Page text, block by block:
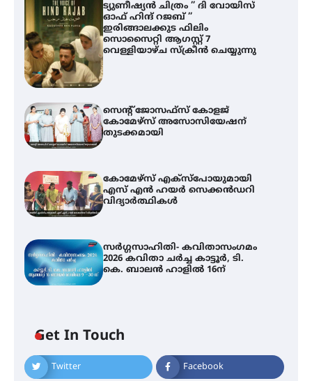
ട്യുണീഷ്യൻ ചിത്രം ” ദി വോയിസ്
ഓഫ് ഹിന്ദ് റജബ് ”
ഇരിങ്ങാലക്കുട ഫിലിം
സൊസൈറ്റി ആഗസ്റ്റ് 7
വെള്ളിയാഴ്ച സ്‌ക്രീൻ ചെയ്യുന്നു
സെന്റ് ജോസഫ്സ് കോളജ്
കോമേഴ്‌സ് അസോസിയേഷന്
തുടക്കമായി
കോമേഴ്സ് എക്സ്പോയുമായി
എസ് എൻ ഹയർ സെക്കൻഡറി
വിദ്യാർത്ഥികൾ
സർഗ്ഗസാഹിതി- കവിതാസംഗമം
2026 കവിതാ ചർച്ച കാട്ടൂർ, ടി.
കെ. ബാലൻ ഹാളിൽ 16ന്
Get In Touch
Twitter Facebook